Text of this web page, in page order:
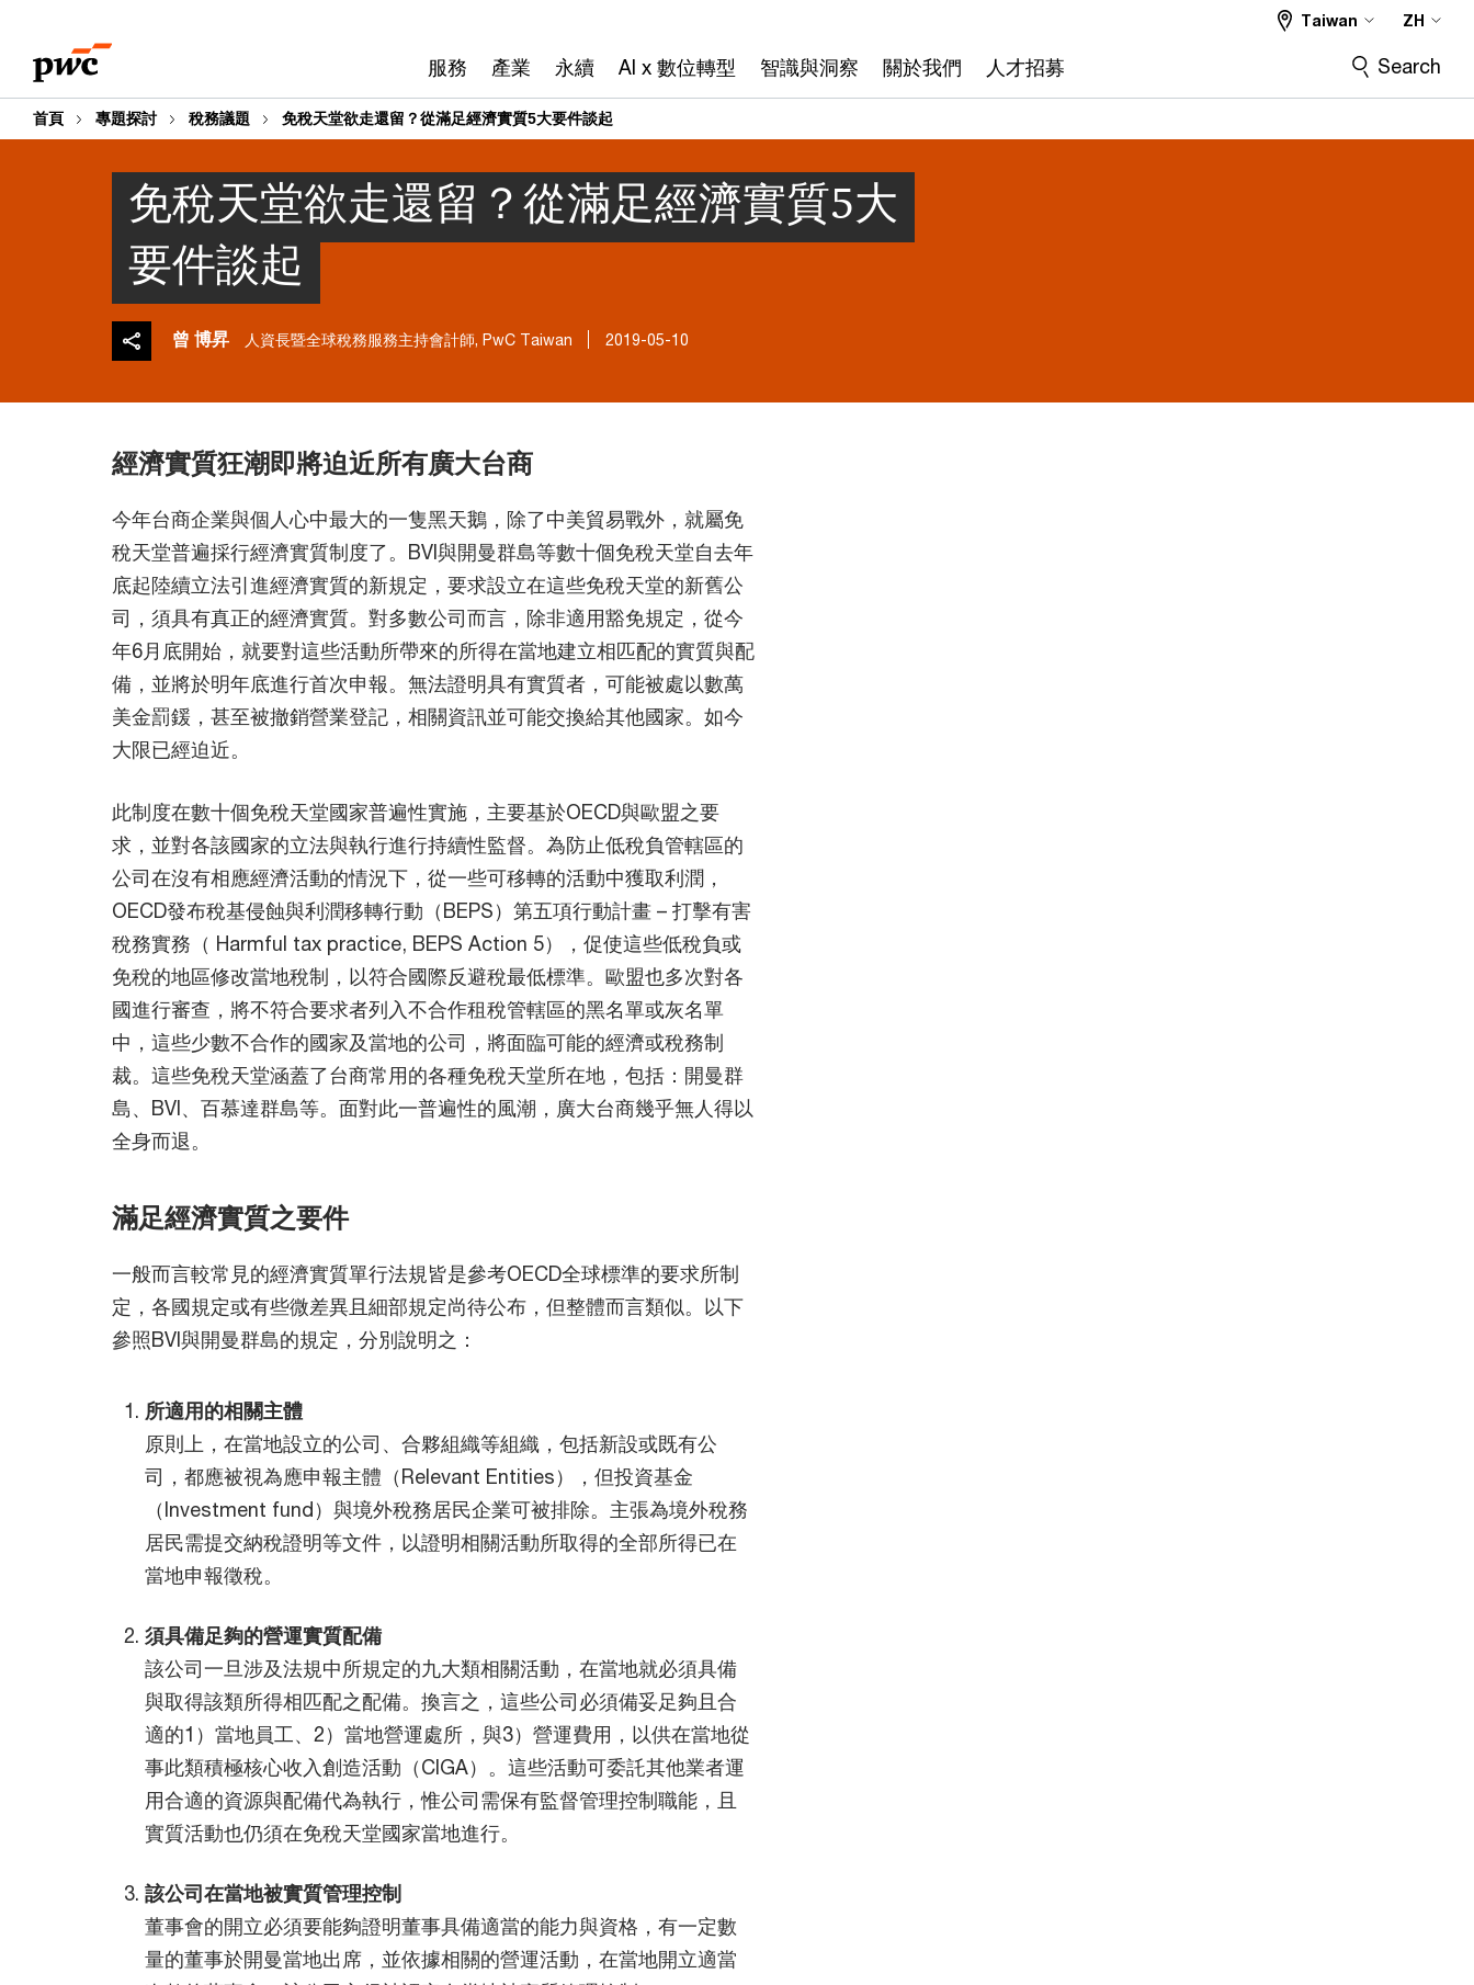
content
footer
服務 產業 永續 AI x 數位轉型 智識與洞察 關於我們 人才招募
Taiwan ZH
Search
首頁 專題探討 稅務議題 免稅天堂欲走還留？從滿足經濟實質5大要件談起
免稅天堂欲走還留？從滿足經濟實質5大
要件談起
曾 博昇 人資長暨全球稅務服務主持會計師, PwC Taiwan 2019-05-10
經濟實質狂潮即將迫近所有廣大台商
今年台商企業與個人心中最大的一隻黑天鵝，除了中美貿易戰外，就屬免
稅天堂普遍採行經濟實質制度了。BVI與開曼群島等數十個免稅天堂自去年
底起陸續立法引進經濟實質的新規定，要求設立在這些免稅天堂的新舊公
司，須具有真正的經濟實質。對多數公司而言，除非適用豁免規定，從今
年6月底開始，就要對這些活動所帶來的所得在當地建立相匹配的實質與配
備，並將於明年底進行首次申報。無法證明具有實質者，可能被處以數萬
美金罰鍰，甚至被撤銷營業登記，相關資訊並可能交換給其他國家。如今
大限已經迫近。
此制度在數十個免稅天堂國家普遍性實施，主要基於OECD與歐盟之要
求，並對各該國家的立法與執行進行持續性監督。為防止低稅負管轄區的
公司在沒有相應經濟活動的情況下，從一些可移轉的活動中獲取利潤，
OECD發布稅基侵蝕與利潤移轉行動（BEPS）第五項行動計畫 – 打擊有害
稅務實務（ Harmful tax practice, BEPS Action 5），促使這些低稅負或
免稅的地區修改當地稅制，以符合國際反避稅最低標準。歐盟也多次對各
國進行審查，將不符合要求者列入不合作租稅管轄區的黑名單或灰名單
中，這些少數不合作的國家及當地的公司，將面臨可能的經濟或稅務制
裁。這些免稅天堂涵蓋了台商常用的各種免稅天堂所在地，包括：開曼群
島、BVI、百慕達群島等。面對此一普遍性的風潮，廣大台商幾乎無人得以
全身而退。
滿足經濟實質之要件
一般而言較常見的經濟實質單行法規皆是參考OECD全球標準的要求所制
定，各國規定或有些微差異且細部規定尚待公布，但整體而言類似。以下
參照BVI與開曼群島的規定，分別說明之：
所適用的相關主體
原則上，在當地設立的公司、合夥組織等組織，包括新設或既有公
司，都應被視為應申報主體（Relevant Entities），但投資基金
（Investment fund）與境外稅務居民企業可被排除。主張為境外稅務
居民需提交納稅證明等文件，以證明相關活動所取得的全部所得已在
當地申報徵稅。
須具備足夠的營運實質配備
該公司一旦涉及法規中所規定的九大類相關活動，在當地就必須具備
與取得該類所得相匹配之配備。換言之，這些公司必須備妥足夠且合
適的1）當地員工、2）當地營運處所，與3）營運費用，以供在當地從
事此類積極核心收入創造活動（CIGA）。這些活動可委託其他業者運
用合適的資源與配備代為執行，惟公司需保有監督管理控制職能，且
實質活動也仍須在免稅天堂國家當地進行。
該公司在當地被實質管理控制
董事會的開立必須要能夠證明董事具備適當的能力與資格，有一定數
量的董事於開曼當地出席，並依據相關的營運活動，在當地開立適當